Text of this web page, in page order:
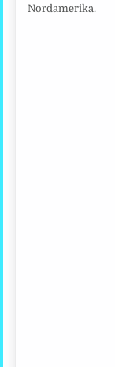
Nordamerika.